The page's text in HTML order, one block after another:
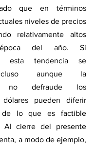
que en términos
niveles de precios
relativamente altos
del año. Si
esta tendencia se
aunque la
no defraude los
dólares pueden diferir
de lo que es factible
Al cierre del presente
a modo de ejemplo,